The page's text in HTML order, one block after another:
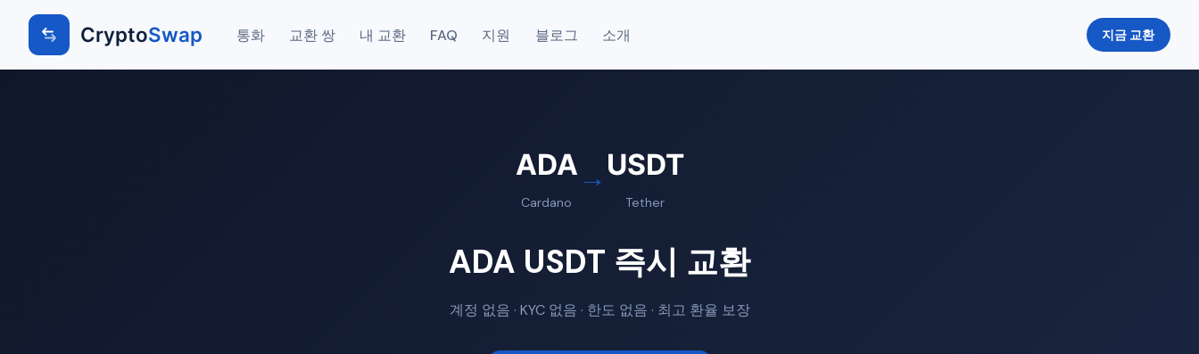
CryptoSwap 통화 교환 쌍 내 교환 FAQ 지원 블로그 소개 지금 교환
ADA
Cardano
→ USDT
Tether
ADA USDT 즉시 교환
계정 없음 · KYC 없음 · 한도 없음 · 최고 환율 보장